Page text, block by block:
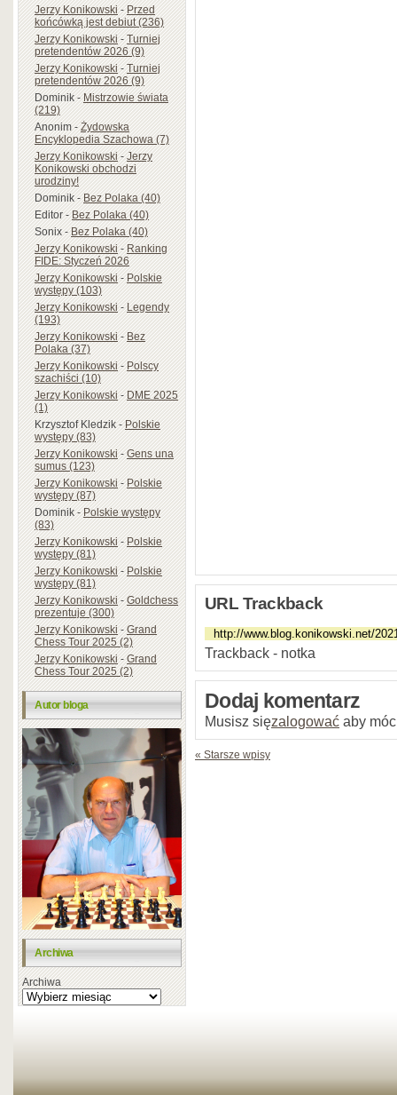
Jerzy Konikowski-Przed
końcówką jest debiut (236)
Jerzy Konikowski-Turniej
pretendentów 2026 (9)
Jerzy Konikowski-Turniej
pretendentów 2026 (9)
Dominik-Mistrzowie świata
(219)
Anonim-Żydowska
Encyklopedia Szachowa (7)
Jerzy Konikowski-Jerzy
Konikowski obchodzi
urodziny!
Dominik-Bez Polaka (40)
Editor-Bez Polaka (40)
Sonix-Bez Polaka (40)
Jerzy Konikowski-Ranking
FIDE: Styczeń 2026
Jerzy Konikowski-Polskie
występy (103)
Jerzy Konikowski-Legendy
(193)
Jerzy Konikowski-Bez
Polaka (37)
Jerzy Konikowski-Polscy
szachiści (10)
Jerzy Konikowski-DME 2025
(1)
Krzysztof Kledzik-Polskie
występy (83)
Jerzy Konikowski-Gens una
sumus (123)
Jerzy Konikowski-Polskie
występy (87)
Dominik-Polskie występy
(83)
Jerzy Konikowski-Polskie
występy (81)
Jerzy Konikowski-Polskie
występy (81)
Jerzy Konikowski-Goldchess
prezentuje (300)
Jerzy Konikowski-Grand
Chess Tour 2025 (2)
Jerzy Konikowski-Grand
Chess Tour 2025 (2)
Autor bloga
Archiwa
Archiwa
URL Trackback
Trackback - notka
Dodaj komentarz
Musisz sięzalogować aby
« Starsze wpisy